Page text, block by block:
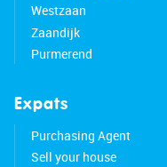
Westzaan
Zaandijk
Purmerend
Expats
Purchasing Agent
Sell your house